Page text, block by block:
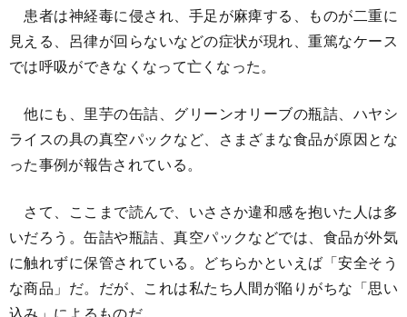
患者は神経毒に侵され、手足が麻痺する、ものが二重に
見える、呂律が回らないなどの症状が現れ、重篤なケース
では呼吸ができなくなって亡くなった。
他にも、里芋の缶詰、グリーンオリーブの瓶詰、ハヤシ
ライスの具の真空パックなど、さまざまな食品が原因とな
った事例が報告されている。
さて、ここまで読んで、いささか違和感を抱いた人は多
いだろう。缶詰や瓶詰、真空パックなどでは、食品が外気
に触れずに保管されている。どちらかといえば「安全そう
な商品」だ。だが、これは私たち人間が陥りがちな「思い
込み」によるものだ。